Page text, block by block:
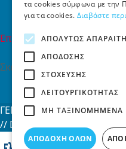
Επικοινωνία
Επικοινωνία
Σκαλάνι, Ηράκλειο Κρήτης
2810731415
info[at]toys4u.gr
ΓΕΜΗ: 188101127000 © 2026
// Designed & developed by
τα cookies σύμφωνα με την
για τα cookies. Διαβάστε
ΑΠΟΛΎΤΩΣ
ΑΠΌΔΟΣΗΣ
ΣΤΌΧΕΥΣΗΣ
ΛΕΙΤΟΥΡΓΙΚΌΤΗΤΑΣ
ΜΗ ΤΑΞΙΝΟΜΗΜΈΝΑ
ΑΠΟΔΟΧΉ ΌΛΩΝ